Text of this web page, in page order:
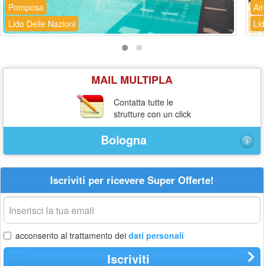
Pomposa
Lido Delle Nazioni
MAIL MULTIPLA
Contatta tutte le
strutture con un click
Bologna
Iscriviti per ricevere Super Offerte!
La
tua
email
acconsento al trattamento dei dati personali
Iscriviti